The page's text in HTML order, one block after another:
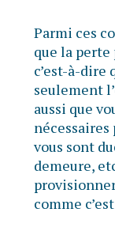
Parmi ces
que la
c’est-à-dire
seulement
aussi que
nécessaires
vous sont
demeure,
comme